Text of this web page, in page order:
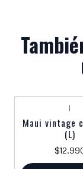
|
Maui vintage
(L)